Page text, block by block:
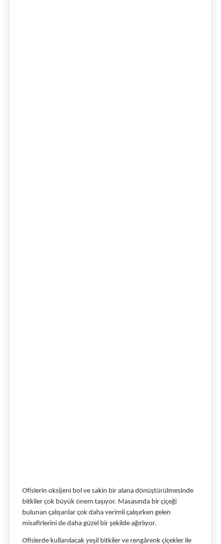
Ofislerin oksijeni bol ve sakin bir alana dönüştürülmesinde
bitkiler çok büyük önem taşıyor. Masasında bir çiçeği
bulunan çalışanlar çok daha verimli çalışırken gelen
misafirlerini de daha güzel bir şekilde ağırlıyor.
Ofislerde kullanılacak yeşil bitkiler ve rengârenk çiçekler ile